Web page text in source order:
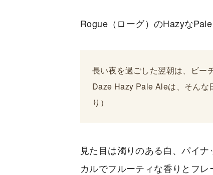
Rogue（ローグ）のHazyなPale
長い夜を過ごした翌朝は、ビー
Daze Hazy Pale Aleは、そんな
り）
見た目は濁りのある白、パイ
カルでフルーティな香りとフ